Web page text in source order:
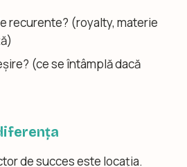
recurente? (royalty, materie
(ce se întâmplă dacă
de succes este locația.